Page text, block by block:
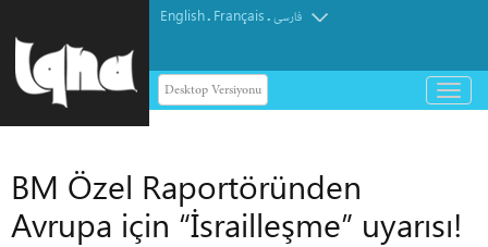
English. Français.فارسی
Desktop Versiyonu
باز
و
BM Özel Raportöründen
Avrupa için “İsrailleşme” uyarısı!